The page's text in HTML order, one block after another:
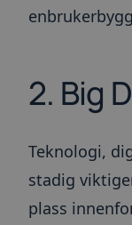
2. Big
Teknologi,
stadig
plass